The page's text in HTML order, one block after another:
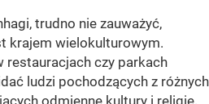
trudno nie zauważyć,
krajem wielokulturowym.
restauracjach czy parkach
ludzi pochodzących z różnych